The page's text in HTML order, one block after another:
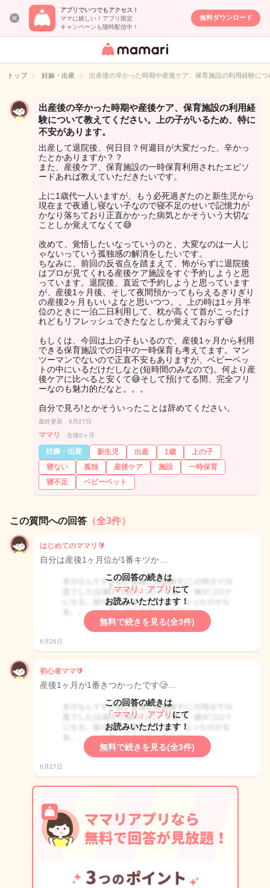
アプリでいつでもアクセス！
ママに嬉しい！アプリ限定
キャンペーンも随時配信中！
無料ダウンロード
女性専用匿名QA
イト
トップ 妊娠・出産 出産後の辛かった時期や産後ケア、保育施設の利用経験に
出産後の辛かった時期や産後ケア、保育施設の利用経
験について教えてください。上の子がいるため、特に
不安があります。
出産して退院後、何日目？何週目が大変だった、辛かっ
たとかありますか？？
また、産後ケア、保育施設の一時保育利用されたエピソ
ードあれば教えていただきたいです。
上に1歳代一人いますが、もう必死過ぎたのと新生児から
現在まで夜通し寝ない子なので寝不足のせいで記憶力が
かなり落ちており正直かかった病気とかそういう大切な
ことしか覚えてなくて😅
改めて、覚悟したいなっていうのと、大変なのは一人じ
ゃないっていう孤独感の解消をしたいです。
ちなみに、前回の反省点を踏まえて、怖がらずに退院後
はプロが見てくれる産後ケア施設をすぐ予約しようと思
っています。退院後、直近で予約しようと思っています
が、産後1ヶ月後、そして夜間預かってもらえるぎりぎり
の産後2ヶ月もいいよなと思いつつ。。上の時は1ヶ月半
位のときに一泊二日利用して、枕が高くて首がこったけ
れどもリフレッシュできたなとしか覚えておらず😅
もしくは、今回は上の子もいるので、産後1ヶ月から利用
できる保育施設での日中の一時保育も考えてます。マン
ツーマンでないので正直不安もありますが、ベビーベッ
トの中にいるだけだしなと(短時間のみなので)。何より産
後ケアに比べると安くて😅そして預けてる間、完全フリ
ーなのも魅力的だなと。。。
自分で見ろ!とかそういったことは辞めてください。
最終更新：6月27日
ママリ 生後0ヶ月
妊娠・出産 新生児 出産 1歳
上の子
寝ない
孤独 産後ケア 施設
一時保育
寝不足
ベビーベット
この質問への回答 （全3件）
はじめてのママリ🔰‪
自分は産後1ヶ月位が1番キツか…
この回答の続きは
「ママリ」アプリ にて
お読みいただけます！
無料で続きを見る(全3件)
6月26日
初心者ママ🔰
産後1ヶ月が1番きつかったです🥲…
この回答の続きは
「ママリ」アプリ にて
お読みいただけます！
無料で続きを見る(全3件)
6月27日